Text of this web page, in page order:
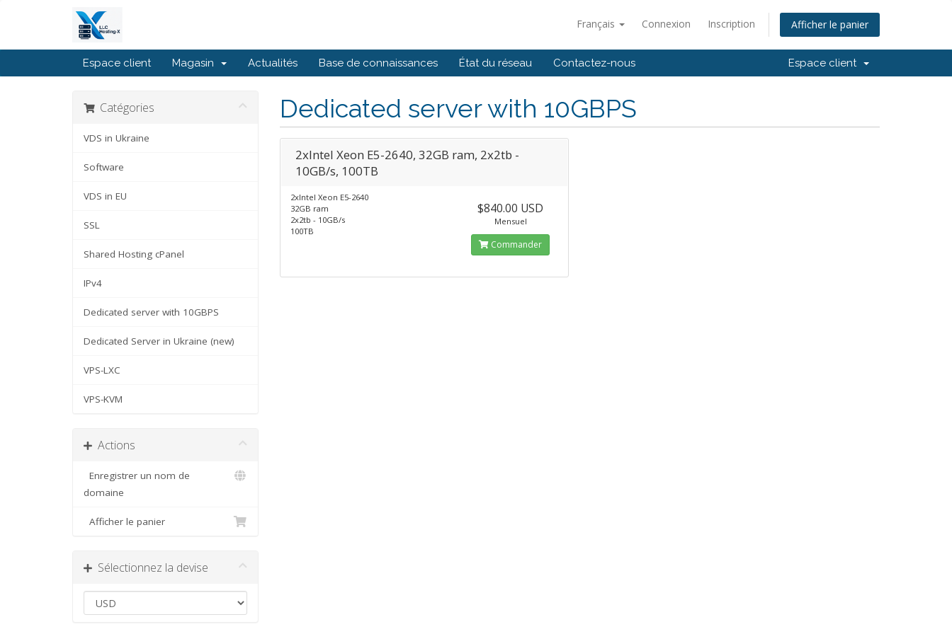
Français Connexion Inscription Afficher le panier
Espace client Magasin Actualités Base de connaissances État du réseau Contactez-nous Espace client
Catégories
VDS in Ukraine
Software
VDS in EU
SSL
Shared Hosting cPanel
IPv4
Dedicated server with 10GBPS
Dedicated Server in Ukraine (new)
VPS-LXC
VPS-KVM
Actions
Enregistrer un nom de
domaine
Afficher le panier
Sélectionnez la devise
Dedicated server with 10GBPS
2xIntel Xeon E5-2640, 32GB ram, 2x2tb -
10GB/s, 100TB
2xIntel Xeon E5-2640
32GB ram
2x2tb - 10GB/s
100TB
$840.00 USD
Mensuel
Commander